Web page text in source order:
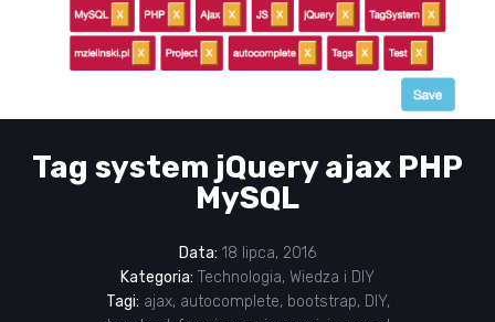
Tag system jQuery ajax PHP
MySQL
Data: 18 lipca, 2016
Kategoria: Technologia, Wiedza i DIY
Tagi: ajax, autocomplete, bootstrap, DIY,